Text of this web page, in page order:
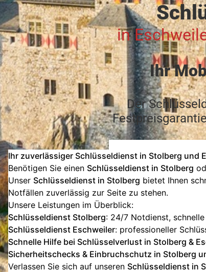
in
Ihr
Der
Ihr zuverlässiger Schlüsseldienst in Stolberg und
Benötigen Sie einen Schlüsseldienst in Stolberg
Unser Schlüsseldienst in Stolberg bietet Ihnen
Notfällen zuverlässig zur Seite zu stehen.
Unsere Leistungen im Überblick:
Schlüsseldienst Stolberg: 24/7 Notdienst,
Schlüsseldienst Eschweiler: professioneller
Schnelle Hilfe bei Schlüsselverlust in Stolberg &
Sicherheitschecks & Einbruchschutz in Stolberg
Verlassen Sie sich auf unseren Schlüsseldienst in